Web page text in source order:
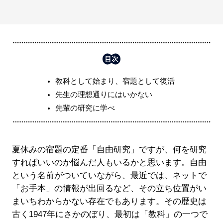
教科として始まり、宿題として復活
先生の理想通りにはいかない
先輩の研究に学べ
夏休みの宿題の定番「自由研究」ですが、何を研究
すればいいのか悩んだ人もいるかと思います。自由
という名前がついていながら、最近では、ネットで
「お手本」の情報が出回るなど、その立ち位置がい
まいちわからかない存在でもあります。その歴史は
古く1947年にさかのぼり、最初は「教科」の一つで